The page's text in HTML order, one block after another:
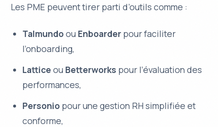
Les PME peuvent tirer parti d’outils comme :
Talmundoou Enboarder pour faciliter
l’onboarding,
Lattice ou Betterworks pour l’évaluation des
performances,
Personio pour une gestion RH simplifiée et
conforme,